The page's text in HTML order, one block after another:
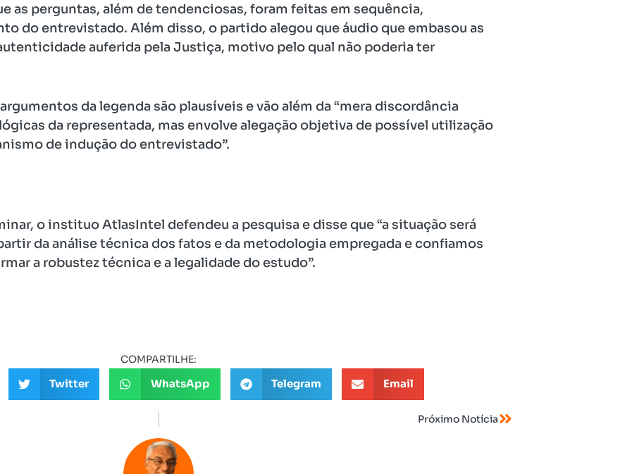
as perguntas, além de tendenciosas, foram feitas em sequência,
do entrevistado. Além disso, o partido alegou que áudio que embasou as
auferida pela Justiça, motivo pelo qual não poderia ter
da legenda são plausíveis e vão além da “mera discordância
da representada, mas envolve alegação objetiva de possível utilização
de indução do entrevistado”.
o instituo AtlasIntel defendeu a pesquisa e disse que “a situação será
da análise técnica dos fatos e da metodologia empregada e confiamos
a robustez técnica e a legalidade do estudo”.
COMPARTILHE:
Twitter WhatsApp Telegram Email
Próximo Notícia